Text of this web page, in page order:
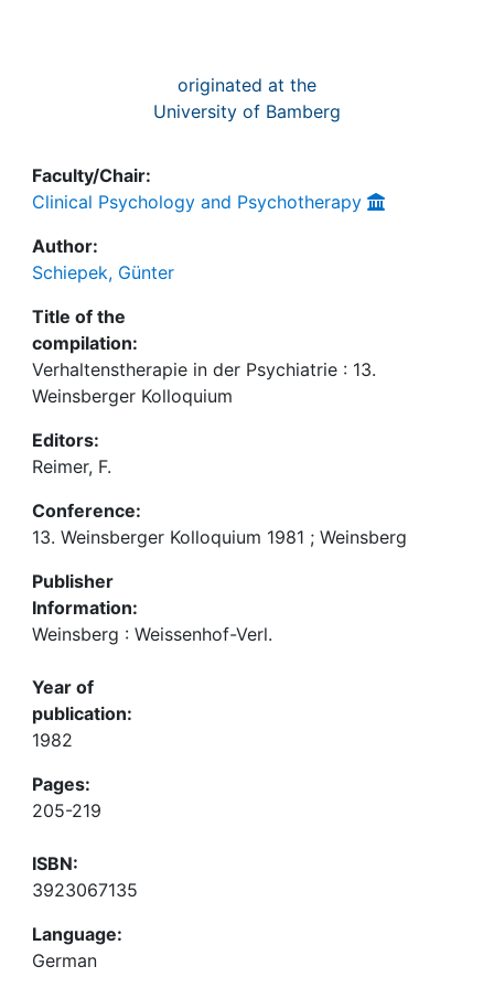
originated at the
University of Bamberg
Faculty/Chair:
Clinical Psychology and Psychotherapy
Author:
Schiepek, Günter
Title of the
compilation:
Verhaltenstherapie in der Psychiatrie : 13.
Weinsberger Kolloquium
Editors:
Reimer, F.
Conference:
13. Weinsberger Kolloquium 1981 ; Weinsberg
Publisher
Information:
Weinsberg : Weissenhof-Verl.
Year of
publication:
1982
Pages:
205-219
ISBN:
3923067135
Language:
German